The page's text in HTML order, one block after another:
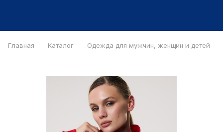
Главная Каталог Одежда для мужчин, женщин и детей